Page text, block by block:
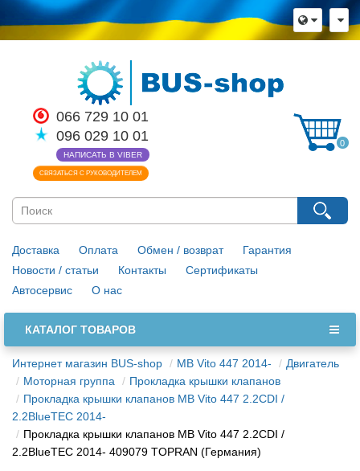
066 729 10 01
096 029 10 01
НАПИСАТЬ В VIBER
СВЯЗАТЬСЯ С РУКОВОДИТЕЛЕМ
0
Доставка Оплата Обмен / возврат
Гарантия
Новости / статьи
Контакты
Сертификаты
Автосервис
О нас
КАТАЛОГ ТОВАРОВ
Интернет магазин BUS-shop MB Vito 447 2014-
Двигатель
Моторная группа
Прокладка крышки клапанов
Прокладка крышки клапанов MB Vito 447 2.2CDI /
2.2BlueTEC 2014-
Прокладка крышки клапанов MB Vito 447 2.2CDI /
2.2BlueTEC 2014- 409079 TOPRAN (Германия)